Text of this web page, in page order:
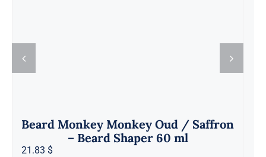
Beard Monkey Monkey Oud / Saffron
– Beard Shaper 60 ml
21.83 $